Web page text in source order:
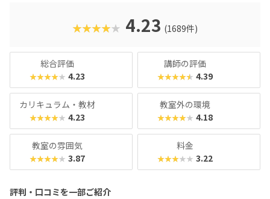
★★★★★ 4.23 (1689件)
総合評価
★★★★★ 4.23
講師の評価
★★★★★ 4.39
カリキュラム・教材
★★★★★ 4.23
教室外の環境
★★★★★ 4.18
教室の雰囲気
★★★★★ 3.87
料金
★★★★★ 3.22
評判・口コミを一部ご紹介